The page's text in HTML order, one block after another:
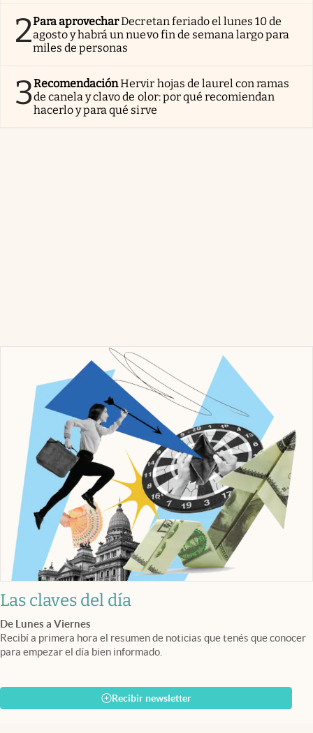
2Para aprovecharDecretan feriado el lunes 10 de
agosto y habrá un nuevo fin de semana largo para
miles de personas
3RecomendaciónHervir hojas de laurel con ramas
de canela y clavo de olor: por qué recomiendan
hacerlo y para qué sirve
Las claves del día
De Lunes a Viernes
Recibí a primera hora el resumen de noticias que tenés que conocer
para empezar el día bien informado.
Recibir newsletter